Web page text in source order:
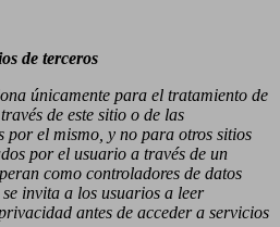
de terceros
únicamente para el tratamiento de
de este sitio o de las
por el mismo, y no para otros sitios
por el usuario a través de un
como controladores de datos
invita a los usuarios a leer
antes de acceder a servicios